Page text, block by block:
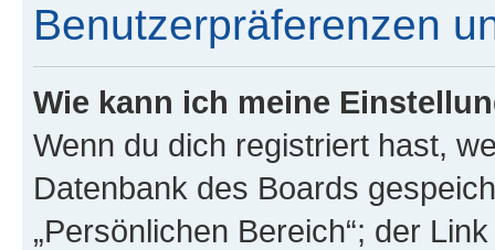
Benutzerpräferenzen
Wie kann ich meine
Wenn du dich registriert hast,
Datenbank des Boards
„Persönlichen Bereich“; der